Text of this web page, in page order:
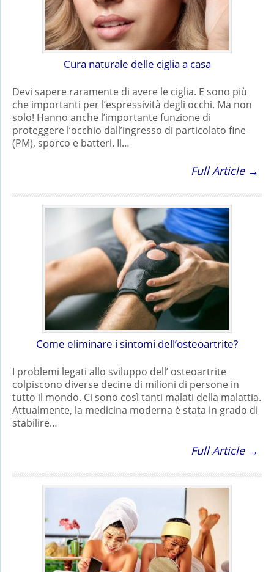
Cura naturale delle ciglia a casa
Devi sapere raramente di avere le ciglia. E sono più
che importanti per l’espressività degli occhi. Ma non
solo! Hanno anche l’importante funzione di
proteggere l’occhio dall’ingresso di particolato fine
(PM), sporco e batteri. Il…
Full Article →
Come eliminare i sintomi dell’osteoartrite?
I problemi legati allo sviluppo dell’ osteoartrite
colpiscono diverse decine di milioni di persone in
tutto il mondo. Ci sono così tanti malati della malattia.
Attualmente, la medicina moderna è stata in grado di
stabilire…
Full Article →